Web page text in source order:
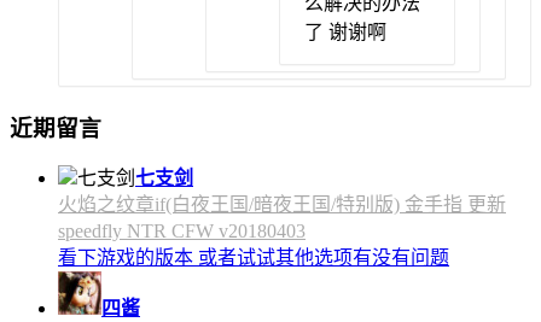
了 谢谢啊
近期留言
七支剑
火焰之纹章if(白夜王国/暗夜王国/特别版) 金手指 更新
speedfly NTR CFW v20180403
看下游戏的版本 或者试试其他选项有没有问题
四酱